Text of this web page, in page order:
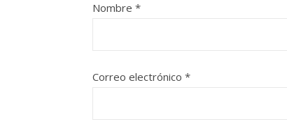
Nombre *
Correo electrónico *